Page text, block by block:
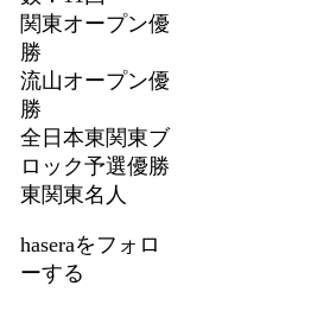
関東オープン優
勝
流山オープン優
勝
全日本東関東ブ
ロック予選優勝
東関東名人
haseraをフォロ
ーする